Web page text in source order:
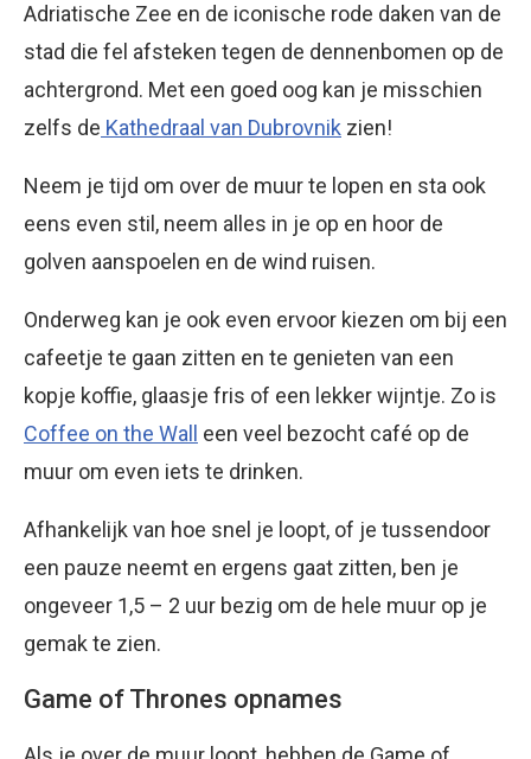
Adriatische Zee en de iconische rode daken van de
stad die fel afsteken tegen de dennenbomen op de
achtergrond. Met een goed oog kan je misschien
zelfs de Kathedraal van Dubrovnik zien!
Neem je tijd om over de muur te lopen en sta ook
eens even stil, neem alles in je op en hoor de
golven aanspoelen en de wind ruisen.
Onderweg kan je ook even ervoor kiezen om bij een
cafeetje te gaan zitten en te genieten van een
kopje koffie, glaasje fris of een lekker wijntje. Zo is
Coffee on the Wall
een veel bezocht café op de
muur om even iets te drinken.
Afhankelijk van hoe snel je loopt, of je tussendoor
een pauze neemt en ergens gaat zitten, ben je
ongeveer 1,5 – 2 uur bezig om de hele muur op je
gemak te zien.
Game of Thrones opnames